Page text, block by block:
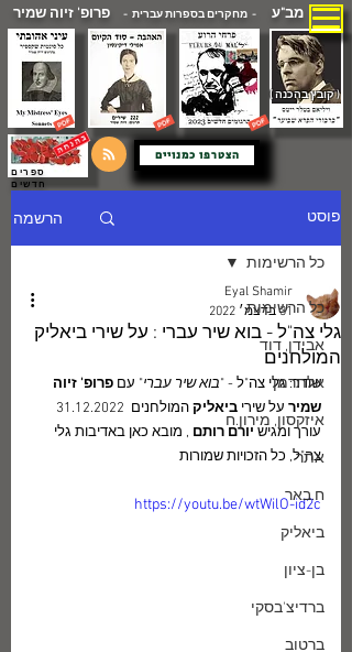
מב"ע - מחקרים בספרות עברית -פרופ' זיוה שמיר
( קובץ בהכנה )
הצטרפו כמנויים
ספרים
חדשים
פוסט הרשמה
כל הרשימות
אבידן, דוד
אלתרמן
איזקסון, מירון.ח
אתר
ח.באר
ביאליק
בן-ציון
ברדיצ'בסקי
ברטוב
כל הרשימות
גלי צה"ל - בוא שיר עברי : על שירי ביאליק
המולחנים
Eyal Shamir
31 בדצמ׳ 2022
שודר: גלי צה"ל - "בוא שיר עברי" עם פרופ' זיוה
שמיר על שירי ביאליק המולחנים  31.12.2022
עורך ומגיש יורם רותם , מובא כאן באדיבות גלי
צה"ל, כל הזכויות שמורות
https://youtu.be/wtWilO-id2c